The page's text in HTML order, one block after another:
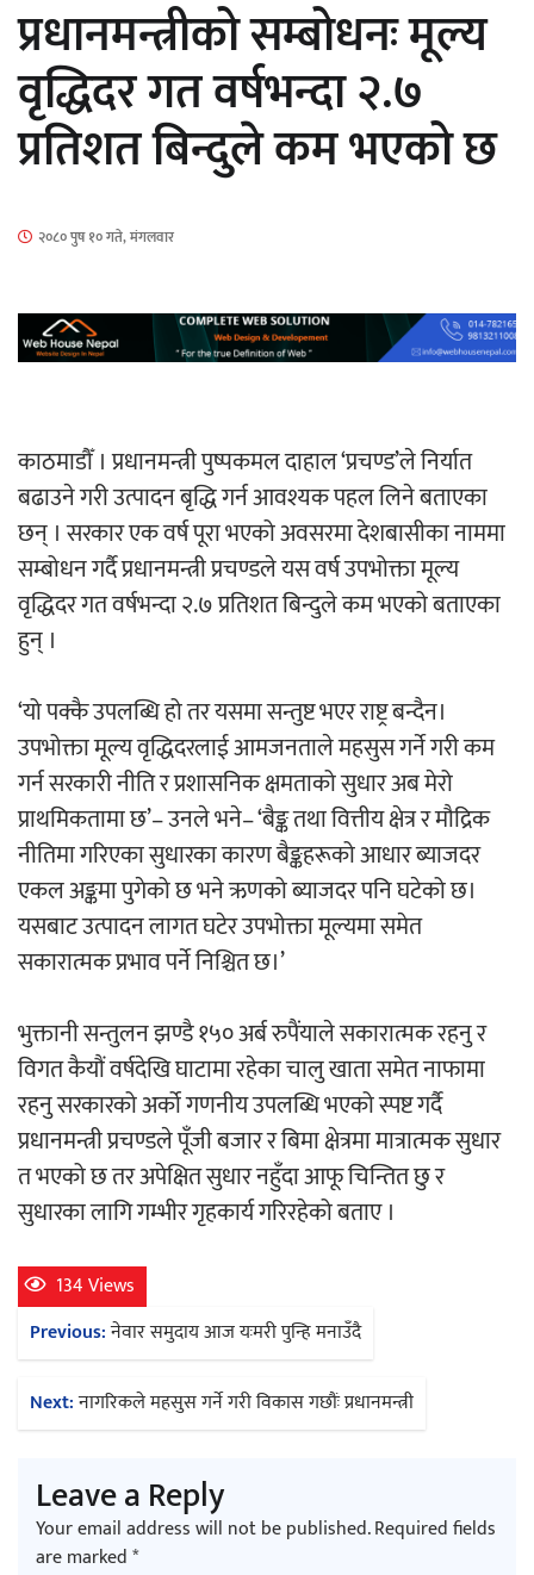
हलमा छैन ‘गौँथली’को टिकट
अर्जुन चन्द्रको ‘संवेदनाका प्रतिध्वनि’
मुक्तकसङ्ग्रह लोकार्पण
चलचित्र ‘माया भनेकै यस्तो होला’को शीर्ष गीत
सार्वजनिक
काठमाडौं युथ कन्क्लेभ २०२६ भव्यताका साथ
सम्पन्न
गीति एल्बम ‘जागृति’ लोकार्पण
सिरानचोक गाउँपालिका पूर्व अध्यक्ष गुरुङलाई
प्रधानमन्त्रीको सम्बोधनः मूल्य
वृद्धिदर गत वर्षभन्दा २.७
प्रतिशत बिन्दुले कम भएको छ
२०८० पुष १० गते, मंगलवार
काठमाडौँ । प्रधानमन्त्री पुष्पकमल दाहाल ‘प्रचण्ड’ले निर्यात
बढाउने गरी उत्पादन बृद्धि गर्न आवश्यक पहल लिने बताएका
छन् । सरकार एक वर्ष पूरा भएको अवसरमा देशबासीका नाममा
सम्बोधन गर्दै प्रधानमन्त्री प्रचण्डले यस वर्ष उपभोक्ता मूल्य
वृद्धिदर गत वर्षभन्दा २.७ प्रतिशत बिन्दुले कम भएको बताएका
हुन् ।
‘यो पक्कै उपलब्धि हो तर यसमा सन्तुष्ट भएर राष्ट्र बन्दैन।
उपभोक्ता मूल्य वृद्धिदरलाई आमजनताले महसुस गर्ने गरी कम
गर्न सरकारी नीति र प्रशासनिक क्षमताको सुधार अब मेरो
प्राथमिकतामा छ’– उनले भने– ‘बैङ्क तथा वित्तीय क्षेत्र र मौद्रिक
नीतिमा गरिएका सुधारका कारण बैङ्कहरूको आधार ब्याजदर
एकल अङ्कमा पुगेको छ भने ऋणको ब्याजदर पनि घटेको छ।
यसबाट उत्पादन लागत घटेर उपभोक्ता मूल्यमा समेत
सकारात्मक प्रभाव पर्ने निश्चित छ।’
भुक्तानी सन्तुलन झण्डै १५० अर्ब रुपैंयाले सकारात्मक रहनु र
विगत कैयौं वर्षदेखि घाटामा रहेका चालु खाता समेत नाफामा
रहनु सरकारको अर्को गणनीय उपलब्धि भएको स्पष्ट गर्दै
प्रधानमन्त्री प्रचण्डले पूँजी बजार र बिमा क्षेत्रमा मात्रात्मक सुधार
त भएको छ तर अपेक्षित सुधार नहुँदा आफू चिन्तित छु र
सुधारका लागि गम्भीर गृहकार्य गरिरहेको बताए ।
134 Views
Post
navigation
Previous:नेवार समुदाय आज यःमरी पुन्हि मनाउँदै
Next:नागरिकले महसुस गर्ने गरी विकास गछौंः प्रधानमन्त्री
Leave a Reply
Your email address will not be published.Required fields
are marked*